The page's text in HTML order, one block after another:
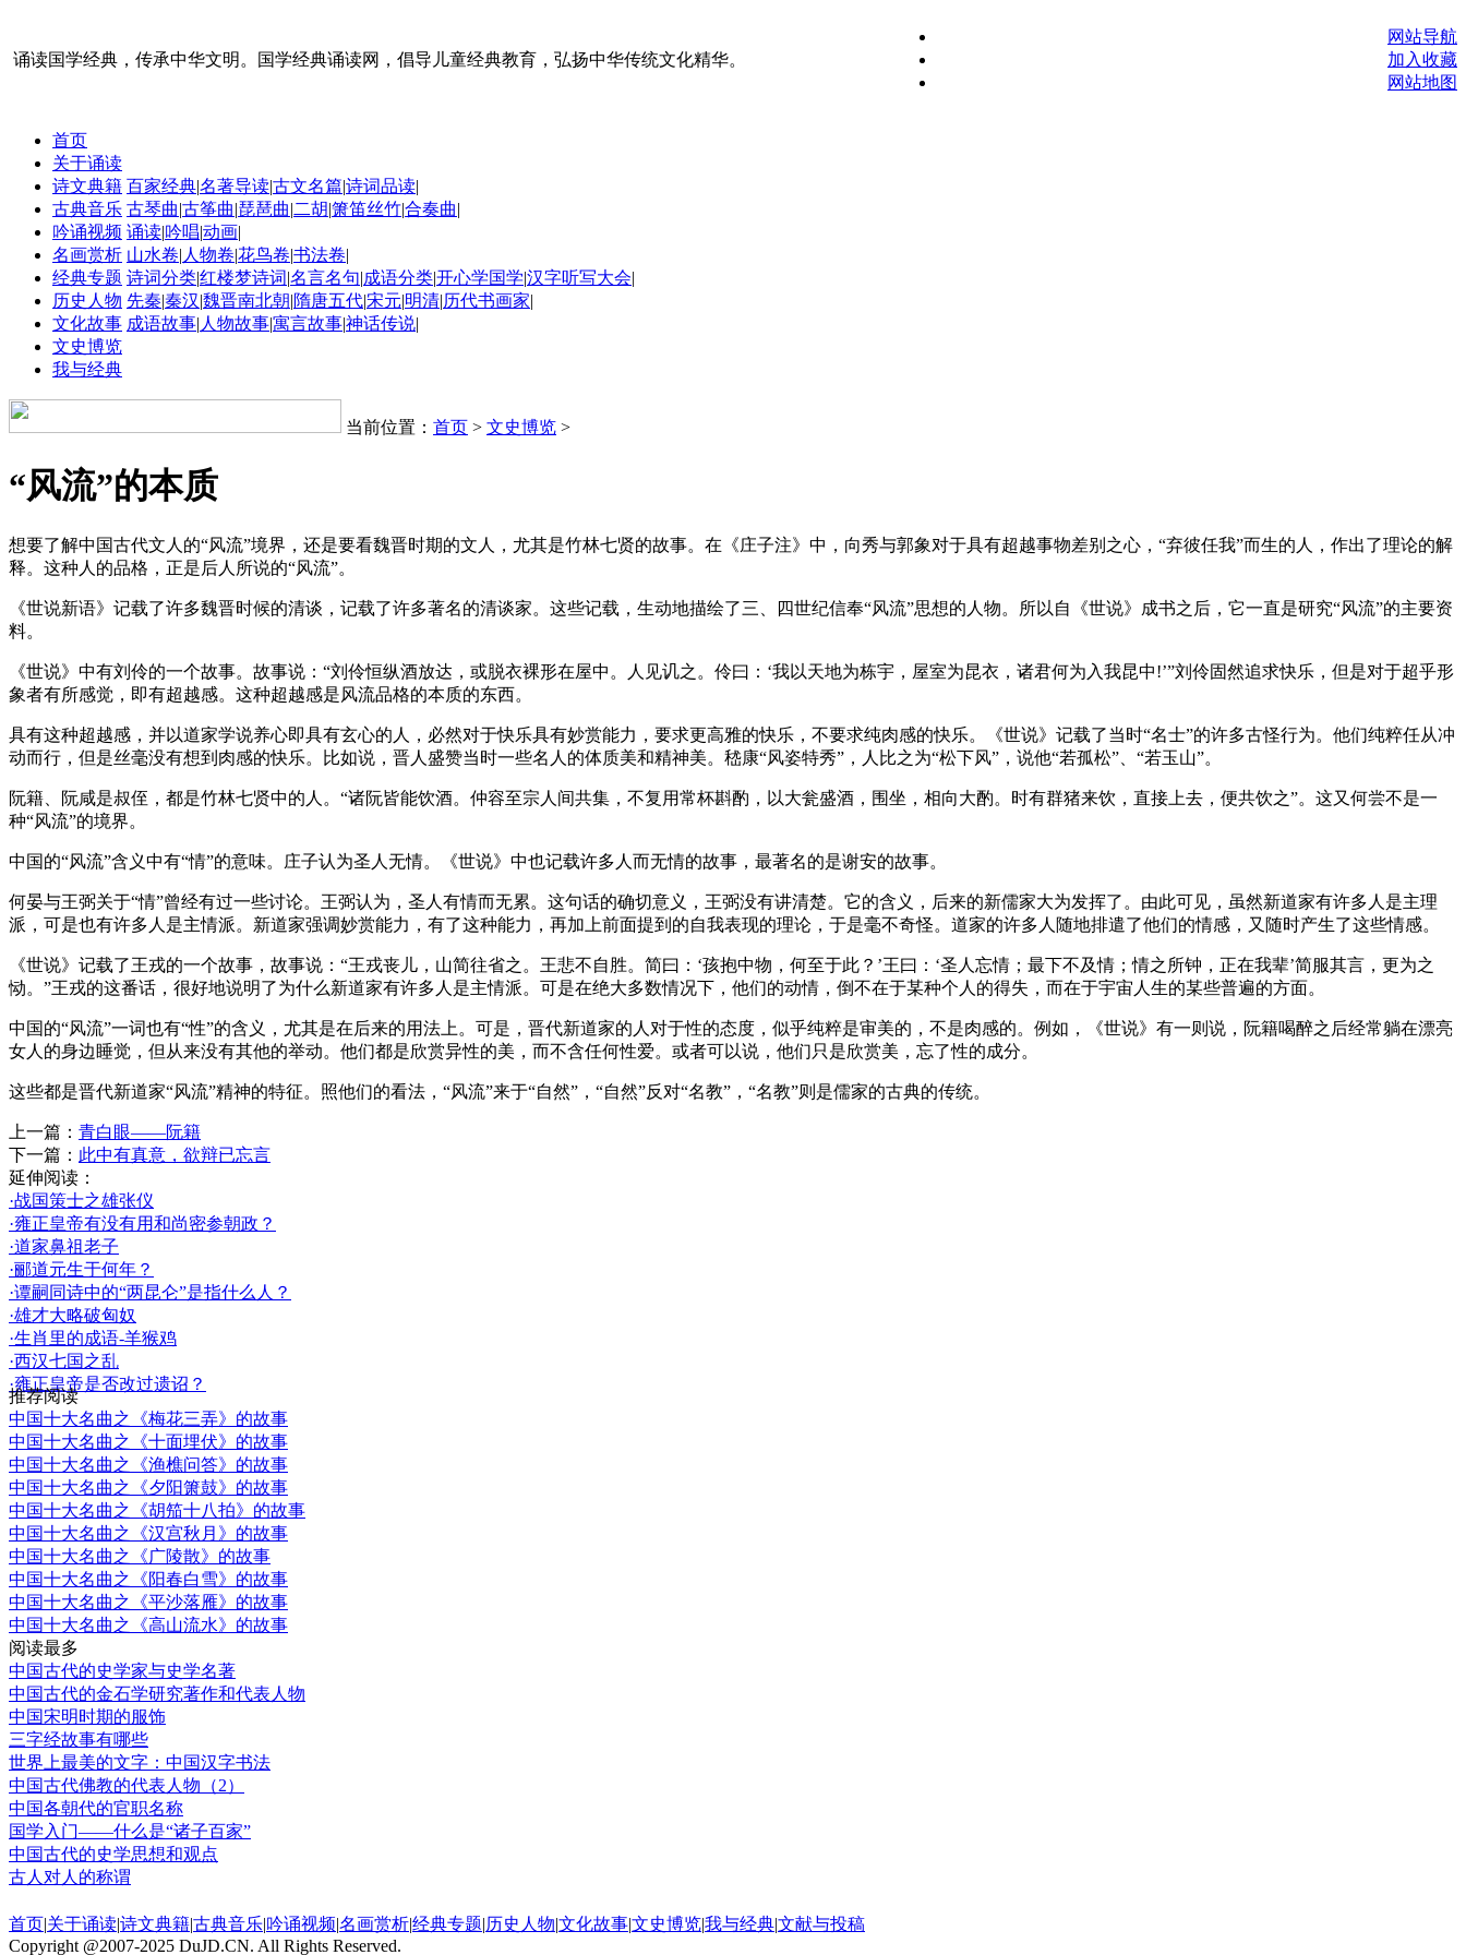
诵读国学经典，传承中华文明。国学经典诵读网，倡导儿童经典教育，弘扬中华传统文化精华。
网站导航
加入收藏
网站地图
首页
关于诵读
诗文典籍 百家经典|名著导读|古文名篇|诗词品读|
古典音乐 古琴曲|古筝曲|琵琶曲|二胡|箫笛丝竹|合奏曲|
吟诵视频 诵读|吟唱|动画|
名画赏析 山水卷| 人物卷|花鸟卷|书法卷|
经典专题 诗词分类|红楼梦诗词|名言名句|成语分类|开心学国学|汉字听写大会|
历史人物 先秦|秦汉|魏晋南北朝|隋唐五代|宋元|明清|历代书画家|
文化故事 成语故事| 人物故事|寓言故事|神话传说|
文史博览
我与经典
当前位置： 首页 > 文史博览 >
“风流”的本质
想要了解中国古代文人的“风流”境界，还是要看魏晋时期的文人，尤其是竹林七贤的故事。在《庄子注》中，向秀与郭象对于具有超越事物差别之心，“弃彼任我”而生的人，作出了理论的解
释。这种人的品格，正是后人所说的“风流”。
《世说新语》记载了许多魏晋时候的清谈，记载了许多著名的清谈家。这些记载，生动地描绘了三、四世纪信奉“风流”思想的人物。所以自《世说》成书之后，它一直是研究“风流”的主要资
料。
《世说》中有刘伶的一个故事。故事说：“刘伶恒纵酒放达，或脱衣裸形在屋中。人见讥之。伶曰：‘我以天地为栋宇，屋室为昆衣，诸君何为入我昆中!’”刘伶固然追求快乐，但是对于超乎形
象者有所感觉，即有超越感。这种超越感是风流品格的本质的东西。
具有这种超越感，并以道家学说养心即具有玄心的人，必然对于快乐具有妙赏能力，要求更高雅的快乐，不要求纯肉感的快乐。《世说》记载了当时“名士”的许多古怪行为。他们纯粹任从冲
动而行，但是丝毫没有想到肉感的快乐。比如说，晋人盛赞当时一些名人的体质美和精神美。嵇康“风姿特秀”，人比之为“松下风”，说他“若孤松”、“若玉山”。
阮籍、阮咸是叔侄，都是竹林七贤中的人。“诸阮皆能饮酒。仲容至宗人间共集，不复用常杯斟酌，以大瓮盛酒，围坐，相向大酌。时有群猪来饮，直接上去，便共饮之”。这又何尝不是一
种“风流”的境界。
中国的“风流”含义中有“情”的意味。庄子认为圣人无情。《世说》中也记载许多人而无情的故事，最著名的是谢安的故事。
何晏与王弼关于“情”曾经有过一些讨论。王弼认为，圣人有情而无累。这句话的确切意义，王弼没有讲清楚。它的含义，后来的新儒家大为发挥了。由此可见，虽然新道家有许多人是主理
派，可是也有许多人是主情派。新道家强调妙赏能力，有了这种能力，再加上前面提到的自我表现的理论，于是毫不奇怪。道家的许多人随地排遣了他们的情感，又随时产生了这些情感。
《世说》记载了王戎的一个故事，故事说：“王戎丧儿，山简往省之。王悲不自胜。简曰：‘孩抱中物，何至于此？’王曰：‘圣人忘情；最下不及情；情之所钟，正在我辈’简服其言，更为之
恸。”王戎的这番话，很好地说明了为什么新道家有许多人是主情派。可是在绝大多数情况下，他们的动情，倒不在于某种个人的得失，而在于宇宙人生的某些普遍的方面。
中国的“风流”一词也有“性”的含义，尤其是在后来的用法上。可是，晋代新道家的人对于性的态度，似乎纯粹是审美的，不是肉感的。例如，《世说》有一则说，阮籍喝醉之后经常躺在漂亮
女人的身边睡觉，但从来没有其他的举动。他们都是欣赏异性的美，而不含任何性爱。或者可以说，他们只是欣赏美，忘了性的成分。
这些都是晋代新道家“风流”精神的特征。照他们的看法，“风流”来于“自然”，“自然”反对“名教”，“名教”则是儒家的古典的传统。
上一篇： 青白眼——阮籍
下一篇： 此中有真意，欲辩已忘言
延伸阅读：
·战国策士之雄张仪
·雍正皇帝有没有用和尚密参朝政？
·道家鼻祖老子
·郦道元生于何年？
·谭嗣同诗中的“两昆仑”是指什么人？
·雄才大略破匈奴
·生肖里的成语-羊猴鸡
·西汉七国之乱
·雍正皇帝是否改过遗诏？
推荐阅读
中国十大名曲之《梅花三弄》的故事
中国十大名曲之《十面埋伏》的故事
中国十大名曲之《渔樵问答》的故事
中国十大名曲之《夕阳箫鼓》的故事
中国十大名曲之《胡笳十八拍》的故事
中国十大名曲之《汉宫秋月》的故事
中国十大名曲之《广陵散》的故事
中国十大名曲之《阳春白雪》的故事
中国十大名曲之《平沙落雁》的故事
中国十大名曲之《高山流水》的故事
阅读最多
中国古代的史学家与史学名著
中国古代的金石学研究著作和代表人物
中国宋明时期的服饰
三字经故事有哪些
世界上最美的文字：中国汉字书法
中国古代佛教的代表人物（2）
中国各朝代的官职名称
国学入门——什么是“诸子百家”
中国古代的史学思想和观点
古人对人的称谓
首页|关于诵读|诗文典籍|古典音乐|吟诵视频|名画赏析|经典专题|历史人物|文化故事|文史博览|我与经典|文献与投稿
Copyright @2007-2025 DuJD.CN. All Rights Reserved.